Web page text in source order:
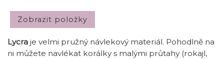
Lycra je velmi pružný návlekový materiál. Pohodlně na
ni můžete navlékat korálky s malými průtahy (rokajl,